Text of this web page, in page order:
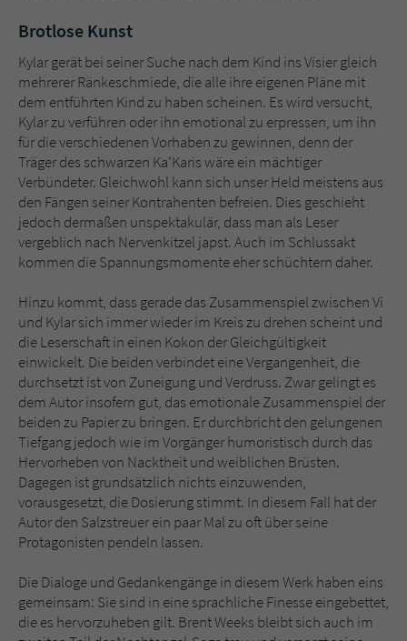
Brotlose Kunst
Kylar gerät bei seiner Suche nach dem Kind ins Visier gleich
mehrerer Ränkeschmiede, die alle ihre eigenen Pläne mit
dem entführten Kind zu haben scheinen. Es wird versucht,
Kylar zu verführen oder ihn emotional zu erpressen, um ihn
für die verschiedenen Vorhaben zu gewinnen, denn der
Träger des schwarzen Ka'Karis wäre ein mächtiger
Verbündeter. Gleichwohl kann sich unser Held meistens aus
den Fängen seiner Kontrahenten befreien. Dies geschieht
jedoch dermaßen unspektakulär, dass man als Leser
vergeblich nach Nervenkitzel japst. Auch im Schlussakt
kommen die Spannungsmomente eher schüchtern daher.
Hinzu kommt, dass gerade das Zusammenspiel zwischen Vi
und Kylar sich immer wieder im Kreis zu drehen scheint und
die Leserschaft in einen Kokon der Gleichgültigkeit
einwickelt. Die beiden verbindet eine Vergangenheit, die
durchsetzt ist von Zuneigung und Verdruss. Zwar gelingt es
dem Autor insofern gut, das emotionale Zusammenspiel der
beiden zu Papier zu bringen. Er durchbricht den gelungenen
Tiefgang jedoch wie im Vorgänger humoristisch durch das
Hervorheben von Nacktheit und weiblichen Brüsten.
Dagegen ist grundsätzlich nichts einzuwenden,
vorausgesetzt, die Dosierung stimmt. In diesem Fall hat der
Autor den Salzstreuer ein paar Mal zu oft über seine
Protagonisten pendeln lassen.
Die Dialoge und Gedankengänge in diesem Werk haben eins
gemeinsam: Sie sind in eine sprachliche Finesse eingebettet,
die es hervorzuheben gilt. Brent Weeks bleibt sich auch im